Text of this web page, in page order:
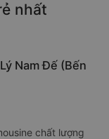
nhất
Nam Đế (Bến
chất lượng